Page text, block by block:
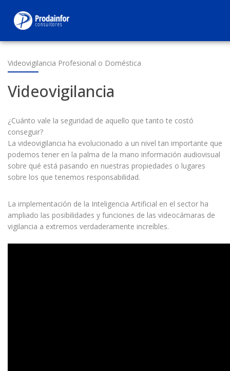
Videovigilancia Profesional o Doméstica
Videovigilancia
¿Cuánto vale la seguridad de aquello que tanto te costó
conseguir?
La videovigilancia ha evolucionado a un nivel tan importante que
podemos tener en la palma de la mano información audiovisual
sobre qué está pasando en nuestras propiedades o lugares
sobre los que tenemos responsabilidad.
La implementación de la Inteligencia Artificial en el sector ha
ampliado las posibilidades y funciones de las videocámaras de
vigilancia a extremos verdaderamente increíbles.